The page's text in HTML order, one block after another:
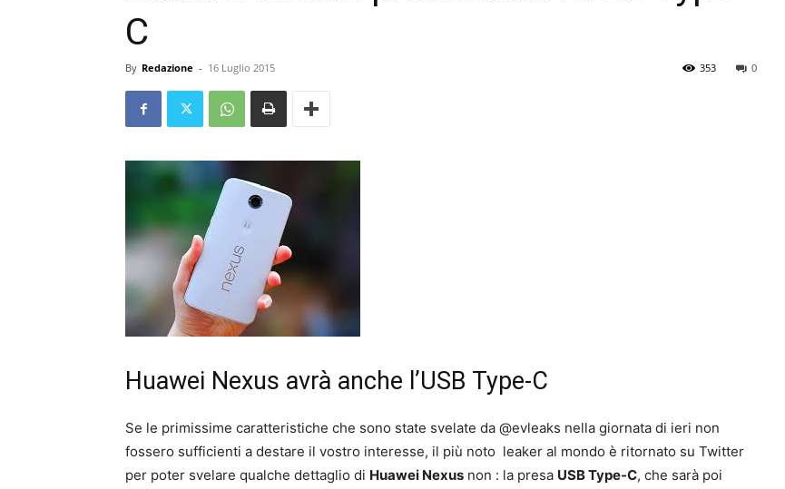
C
By Redazione - 16 Luglio 2015 0
353
Huawei Nexus avrà anche l’USB Type-C
Se le primissime caratteristiche che sono state svelate da @evleaks nella giornata di ieri non
fossero sufficienti a destare il vostro interesse, il più noto leaker al mondo è ritornato su Twitter
per poter svelare qualche dettaglio di Huawei Nexus non : la presa USB Type-C, che sarà poi